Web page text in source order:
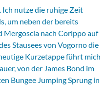
Ich nutze die ruhige Zeit
um neben der bereits
Mergoscia nach Corippo auf
Stausees von Vogorno die
Kurzetappe führt mich
von der James Bond im
Bungee Jumping Sprung in